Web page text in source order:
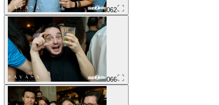
062
066